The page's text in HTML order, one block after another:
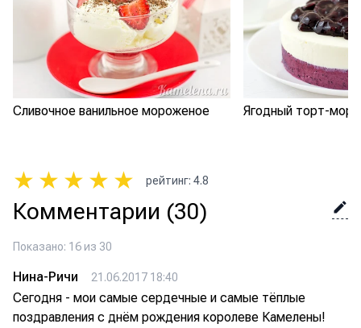
Сливочное ванильное мороженое Ягодный торт-
★ ★ ★ ★ ★ рейтинг: 4.8
Комментарии (30)
Показано: 16 из 30
Нина-Ричи 21.06.2017 18:40
Сегодня - мои самые сердечные и самые тёплые
поздравления с днём рождения королеве Камелены!